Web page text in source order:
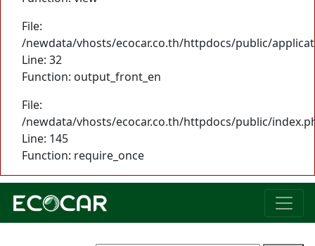
File:
/newdata/vhosts/ecocar.co.th/httpdocs/public/
Line: 32
Function: output_front_en
File:
/newdata/vhosts/ecocar.co.th/httpdocs/public/
Line: 145
Function: require_once